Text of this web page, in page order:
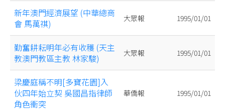
新年澳門經濟展望 (中華總商
會 馬萬祺)
大眾報 1995/01/01
勤奮耕耘明年必有收穫 (天主
教澳門教區主教 林家駿)
大眾報 1995/01/01
梁慶庭稱不明[多寶花園]入
伙四年始立契 吳國昌指律師
角色衝突
華僑報 1995/01/01